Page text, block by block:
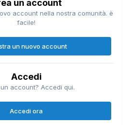
un account
account nella nostra comunità. è
facile!
un nuovo account
Accedi
account? Accedi qui.
Accedi ora